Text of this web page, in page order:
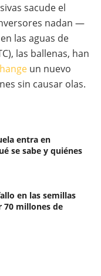
sacude el
nadan —
las aguas de
las ballenas, han
un nuevo
sin causar olas.
entra en
se sabe y quiénes
en las semillas
millones de